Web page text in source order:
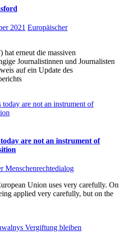
2021 Europäischer
hat erneut die massiven
Journalistinnen und Journalisten
auf ein Update des
are not an instrument of
Menschenrechtedialog
Union uses very carefully. On
applied very carefully, but on the